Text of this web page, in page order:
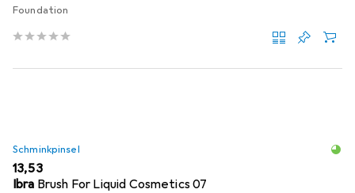
Foundation
Schminkpinsel
EUR
13,53
Ibra Brush For Liquid Cosmetics 07